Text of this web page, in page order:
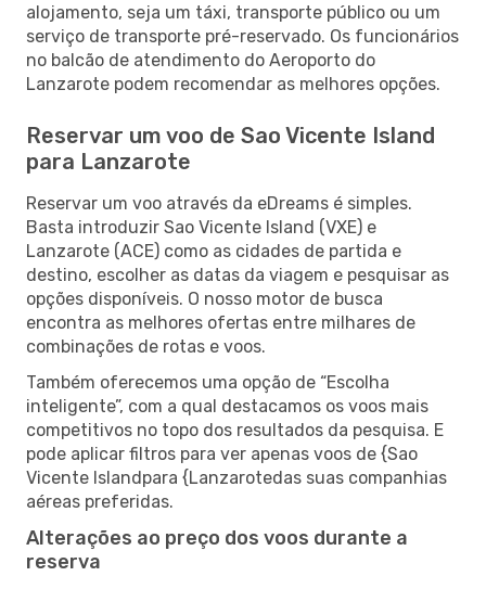
alojamento, seja um táxi, transporte público ou um
serviço de transporte pré-reservado. Os funcionários
no balcão de atendimento do Aeroporto do
Lanzarote podem recomendar as melhores opções.
Reservar um voo de Sao Vicente Island
para Lanzarote
Reservar um voo através da eDreams é simples.
Basta introduzir Sao Vicente Island (VXE) e
Lanzarote (ACE) como as cidades de partida e
destino, escolher as datas da viagem e pesquisar as
opções disponíveis. O nosso motor de busca
encontra as melhores ofertas entre milhares de
combinações de rotas e voos.
Também oferecemos uma opção de “Escolha
inteligente”, com a qual destacamos os voos mais
competitivos no topo dos resultados da pesquisa. E
pode aplicar filtros para ver apenas voos de {Sao
Vicente Islandpara {Lanzarotedas suas companhias
aéreas preferidas.
Alterações ao preço dos voos durante a
reserva